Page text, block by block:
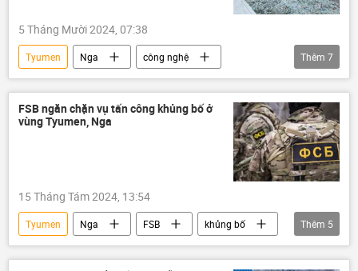
5 Tháng Mười 2024, 07:38
Tyumen Nga
công nghệ
thông tin
Thế giới
Khoa học
Nhà khoa học
Quan điểm-Ý kiến
xưởng nhựa
Thêm 7
FSB ngăn chặn vụ tấn công khủng bố ở
vùng Tyumen, Nga
15 Tháng Tám 2024, 13:54
Tyumen Nga FSB
khủng bố
Quân sự
Thế giới
thông tin
Thêm 5